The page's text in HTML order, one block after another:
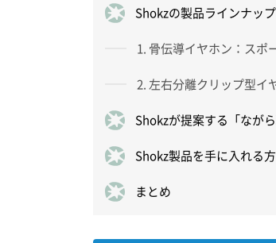
Shokzの製品ラインナッ
1. 骨伝導イヤホン：スポ
2. 左右分離クリップ型イ
Shokzが提案する「なが
Shokz製品を手に入れる
まとめ